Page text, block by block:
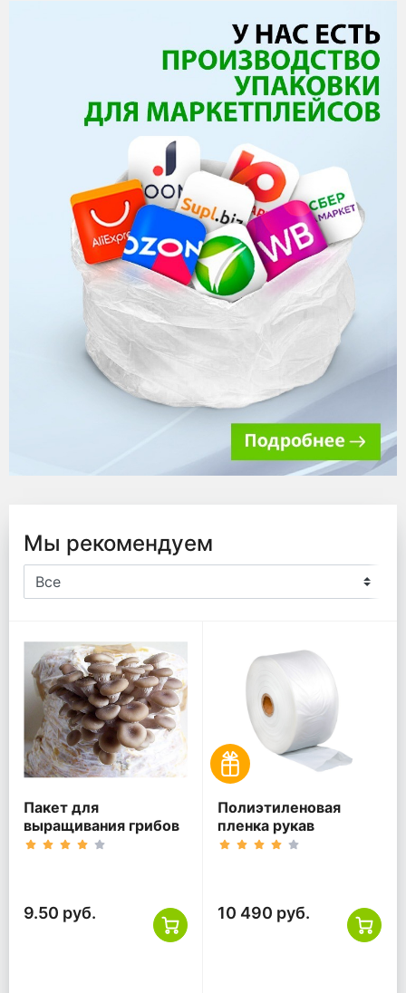
Мы рекомендуем
Пакет для
выращивания грибов
9.50 руб.
Полиэтиленовая
пленка рукав
10 490 руб.